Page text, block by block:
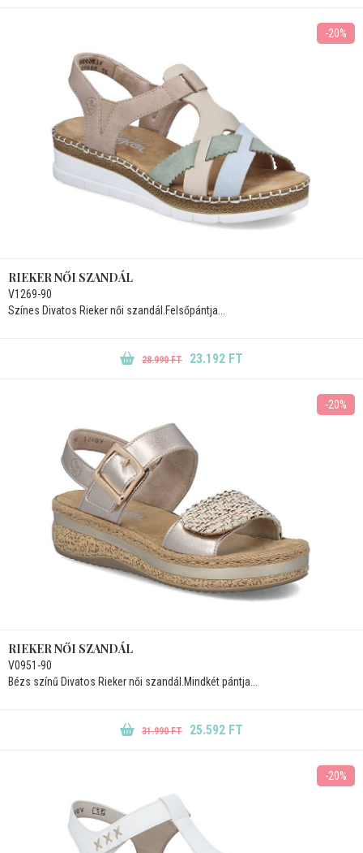
-20%
RIEKER NŐI SZANDÁL
V1269-90
Színes Divatos Rieker női szandál.Felsőpántja...
28.990 FT 23.192 FT
-20%
RIEKER NŐI SZANDÁL
V0951-90
Bézs színű Divatos Rieker női szandál.Mindkét pántja...
31.990 FT 25.592 FT
-20%